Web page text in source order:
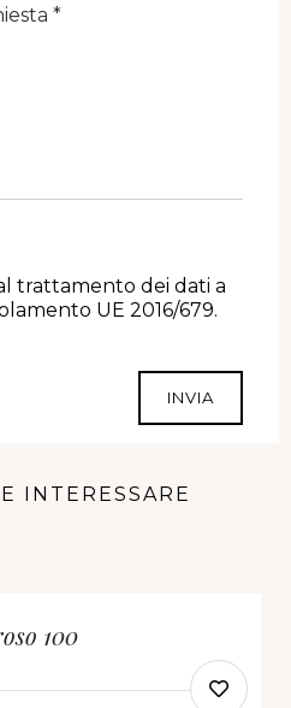
trattamento dei dati a
UE 2016/679.
INVIA
INTERESSARE
100